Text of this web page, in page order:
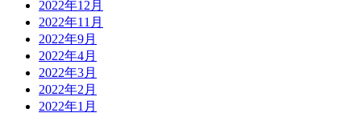
2022年12月
2022年11月
2022年9月
2022年4月
2022年3月
2022年2月
2022年1月